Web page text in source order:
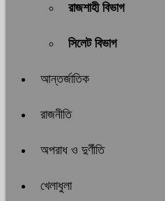
রাজশাহী বিভাগ
সিলেট বিভাগ
আন্তর্জাতিক
রাজনীতি
অপরাধ ও দুর্ণীতি
খেলাধুলা